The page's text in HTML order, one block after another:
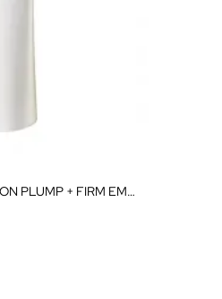
DECORTE LIFT DIMENSION PLUMP + FIRM EMULSION 200ML